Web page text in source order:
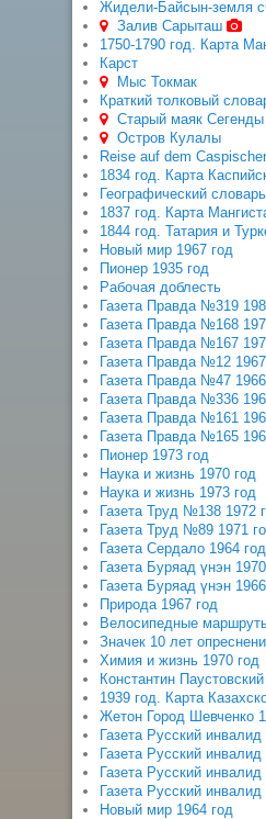
Жидели-Байсын-земля
Залив Сарыташ
1750-1790 год. Карта
Карст
Мыс Токмак
Краткий толковый
Старый маяк Сегенды
Остров Кулалы
Reise auf dem
1834 год. Карта
Географический словарь
1837 год. Карта
1844 год. Татария и
Новый мир 1967 год
Пионер 1935 год
Рабочая доблесть
Газета Правда №319
Газета Правда №168
Газета Правда №167
Газета Правда №12
Газета Правда №47
Газета Правда №336
Газета Правда №161
Газета Правда №165
Пионер 1973 год
Наука и жизнь 1970 год
Наука и жизнь 1973 год
Газета Труд №138 1972
Газета Труд №89 1971
Газета Сердало 1964 год
Газета Буряад үнэн
Газета Буряад үнэн
Природа 1967 год
Велосипедные
Значек 10 лет
Химия и жизнь 1970 год
Константин Паустовский
1939 год. Карта
Жетон Город Шевченко
Газета Русский
Газета Русский
Газета Русский
Газета Русский
Новый мир 1964 год